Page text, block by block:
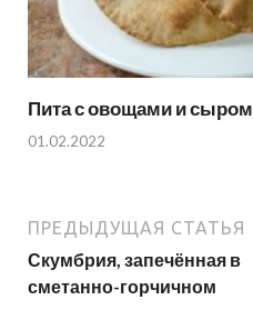
Пита с овощами и сыром
01.02.2022
ПРЕДЫДУЩАЯ СТАТЬЯ
Скумбрия, запечённая в
сметанно-горчичном